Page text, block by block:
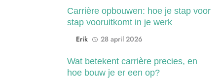
Carrière opbouwen: hoe je stap voor
stap vooruitkomt in je werk
Erik
28 april 2026
Wat betekent carrière precies, en
hoe bouw je er een op?
ONDERWIJS, CULTUUR EN WETENSCHAP
Wat verdient een machine
operator? Salaris, factoren en
doorgroeimogelijkheden
TECHNIEK, PRODUCTIE EN BOUW